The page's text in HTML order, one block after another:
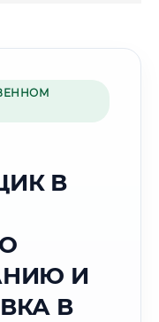
облачность
В
И
В